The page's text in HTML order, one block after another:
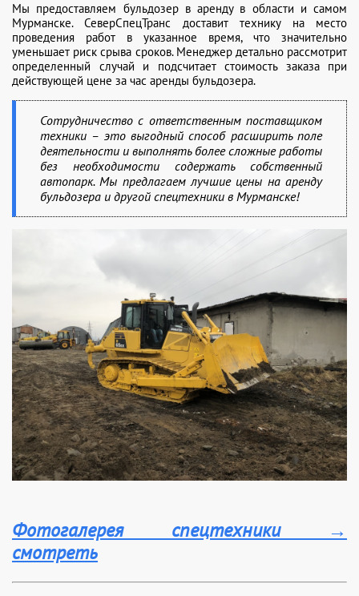
Мы предоставляем бульдозер в аренду в области и самом
Мурманске. СеверСпецТранс доставит технику на место
проведения работ в указанное время, что значительно
уменьшает риск срыва сроков. Менеджер детально рассмотрит
определенный случай и подсчитает стоимость заказа при
действующей цене за час аренды бульдозера.
Сотрудничество с ответственным поставщиком
техники – это выгодный способ расширить поле
деятельности и выполнять более сложные работы
без необходимости содержать собственный
автопарк. Мы предлагаем лучшие цены на аренду
бульдозера и другой спецтехники в Мурманске!
Фотогалерея спецтехники
→
смотреть